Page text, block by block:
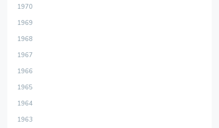
1970
1969
1968
1967
1966
1965
1964
1963